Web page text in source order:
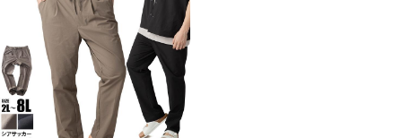
返品交換希望の方は、商品到着後1週間以内にご連絡ください。
下着(肌着)やワイシャツは商品の性質上、返品交換不可とさせて頂いております。予め
ご了承くださいませ。
※【ボトムの裾上げをご希望の場合】
裾上げ料金は500円+税となります。
備考欄に股下●cmとご記入下さい。（裾上げ無料対象商品は1本につき税込6,000円以
上の品が対象。1本5,999円以下の商品は有料（500円+税）となります。）
出荷まで約1週間～20日間程お時間を頂く場合がございます。
尚、裾上げした商品は返品・交換不可となりますので、予めご了承下さい。